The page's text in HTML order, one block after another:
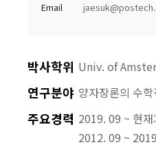
Email
박사학위 Univ. of
연구분야 양자장론의 수학
주요경력 2019. 09 ~ 현
2012. 09 ~